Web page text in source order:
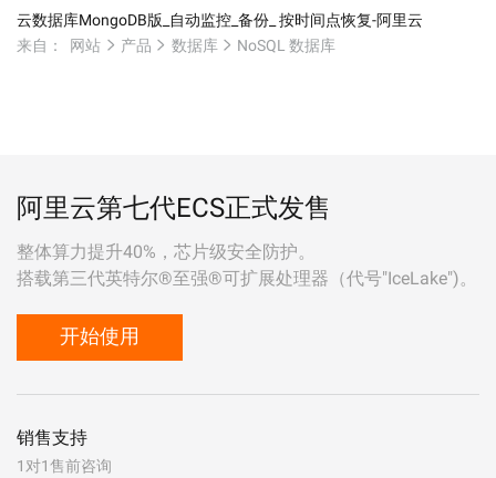
云数据库MongoDB版_自动监控_备份_ 按时间点恢复-阿里云
来自：
网站 产品 数据库 NoSQL 数据库
阿里云第七代ECS正式发售
整体算力提升40%，芯片级安全防护。
搭载第三代英特尔®至强®可扩展处理器（代号"IceLake")。
开始使用
销售支持
1对1售前咨询